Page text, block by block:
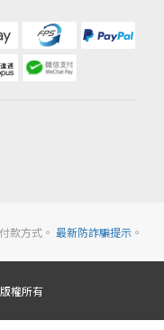
款方式。 最新防詐騙提示。
權所有